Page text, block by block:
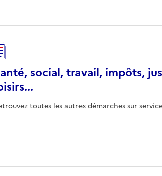
social, travail, impôts,
toutes les autres démarches sur